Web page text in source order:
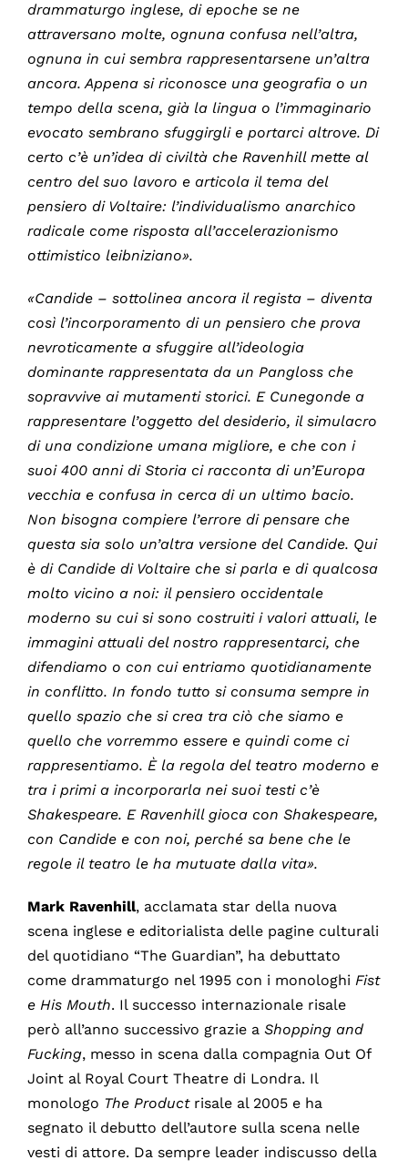
drammaturgo inglese, di epoche se ne
attraversano molte, ognuna confusa nell’altra,
ognuna in cui sembra rappresentarsene un’altra
ancora. Appena si riconosce una geografia o un
tempo della scena, già la lingua o l’immaginario
evocato sembrano sfuggirgli e portarci altrove. Di
certo c’è un’idea di civiltà che Ravenhill mette al
centro del suo lavoro e articola il tema del
pensiero di Voltaire: l’individualismo anarchico
radicale come risposta all’accelerazionismo
ottimistico leibniziano».
«Candide – sottolinea ancora il regista– diventa
così l’incorporamento di un pensiero che prova
nevroticamente a sfuggire all’ideologia
dominante rappresentata da un Pangloss che
sopravvive ai mutamenti storici. E Cunegonde a
rappresentare l’oggetto del desiderio, il simulacro
di una condizione umana migliore, e che con i
suoi 400 anni di Storia ci racconta di un’Europa
vecchia e confusa in cerca di un ultimo bacio.
Non bisogna compiere l’errore di pensare che
questa sia solo un’altra versione del Candide. Qui
è di Candide di Voltaire che si parla e di qualcosa
molto vicino a noi: il pensiero occidentale
moderno su cui si sono costruiti i valori attuali, le
immagini attuali del nostro rappresentarci, che
difendiamo o con cui entriamo quotidianamente
in conflitto. In fondo tutto si consuma sempre in
quello spazio che si crea tra ciò che siamo e
quello che vorremmo essere e quindi come ci
rappresentiamo. È la regola del teatro moderno e
tra i primi a incorporarla nei suoi testi c’è
Shakespeare. E Ravenhill gioca con Shakespeare,
con Candide e con noi, perché sa bene che le
regole il teatro le ha mutuate dalla vita».
Mark Ravenhill, acclamata star della nuova
scena inglese e editorialista delle pagine culturali
del quotidiano “The Guardian”, ha debuttato
come drammaturgo nel 1995 con i monologhi Fist
e His Mouth. Il successo internazionale risale
però all’anno successivo grazie a Shopping and
Fucking, messo in scena dalla compagnia Out Of
Joint al Royal Court Theatre di Londra. Il
monologo The Productrisale al 2005 e ha
segnato il debutto dell’autore sulla scena nelle
vesti di attore. Da sempre leader indiscusso della